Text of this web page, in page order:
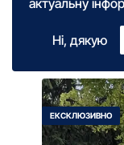
актуальну
Ні, дякую
01 липня